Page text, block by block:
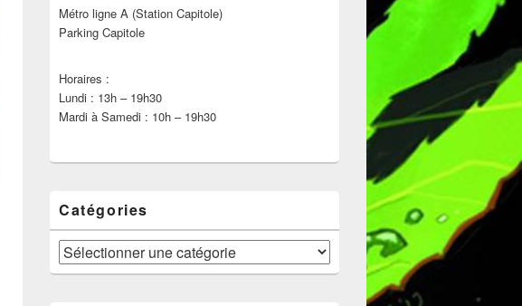
Métro ligne A (Station Capitole)
Parking Capitole
Horaires :
Lundi : 13h – 19h30
Mardi à Samedi : 10h – 19h30
Catégories
Catégories